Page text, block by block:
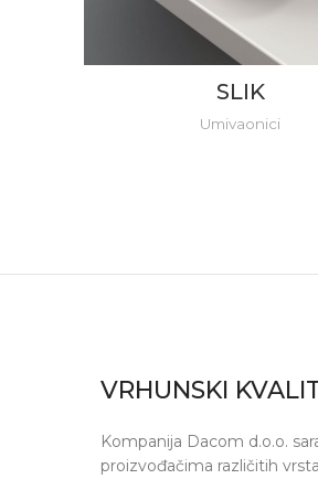
SLIK
Umivaonici
VRHUNSKI
Kompanija Dacom d.o.o.
proizvođačima različitih